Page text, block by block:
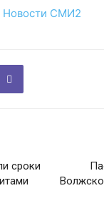
Новости СМИ2
сроки